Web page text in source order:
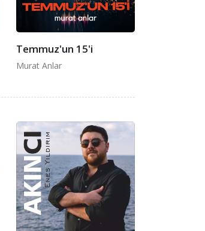
Temmuz'un 15'i
Murat Anlar